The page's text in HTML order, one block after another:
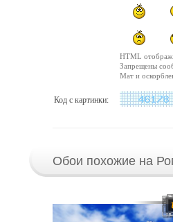
HTML
Запрещены
Мат и
Код с картинки:
Обои похожие на